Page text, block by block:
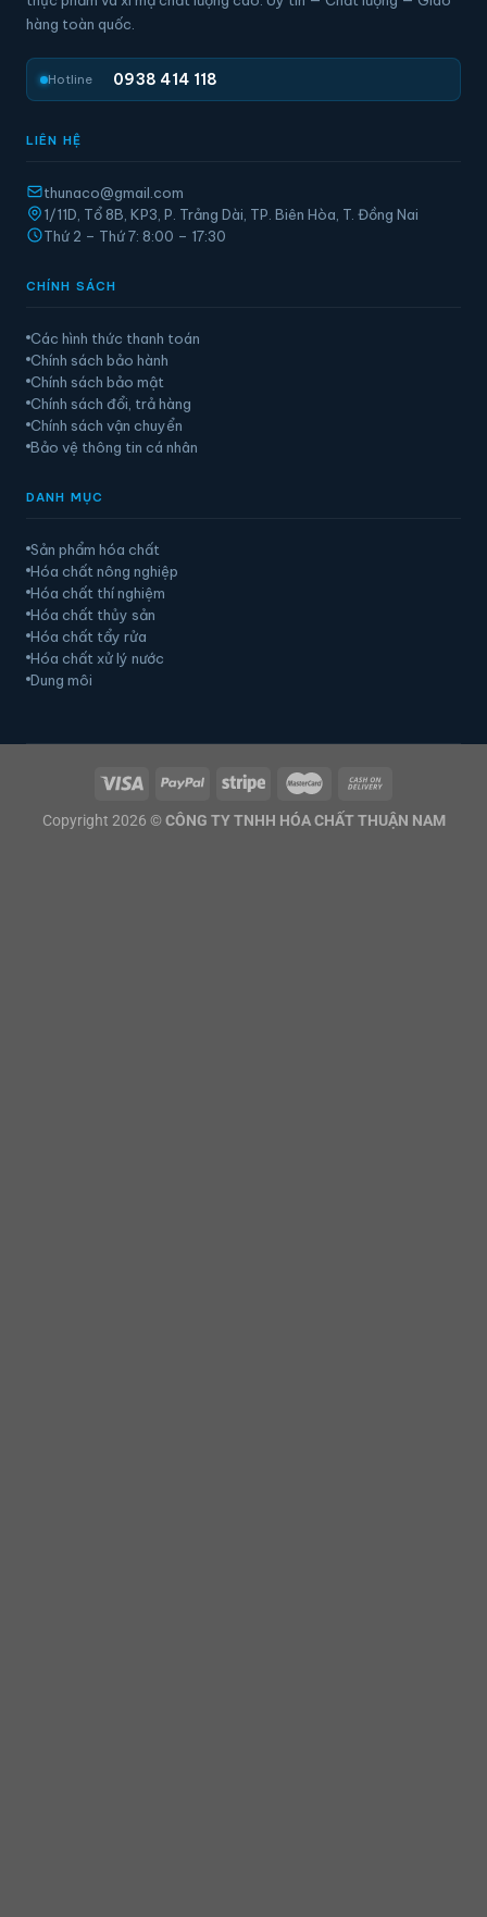
hàng toàn quốc.
Hotline 0938 414 118
LIÊN HỆ
thunaco@gmail.com
1/11D, Tổ 8B, KP3, P. Trảng Dài, TP. Biên Hòa, T. Đồng Nai
Thứ 2 – Thứ 7: 8:00 – 17:30
CHÍNH SÁCH
Các hình thức thanh toán
Chính sách bảo hành
Chính sách bảo mật
Chính sách đổi, trả hàng
Chính sách vận chuyển
Bảo vệ thông tin cá nhân
DANH MỤC
Sản phẩm hóa chất
Hóa chất nông nghiệp
Hóa chất thí nghiệm
Hóa chất thủy sản
Hóa chất tẩy rửa
Hóa chất xử lý nước
Dung môi
Copyright 2026 © CÔNG TY TNHH HÓA CHẤT THUẬN NAM